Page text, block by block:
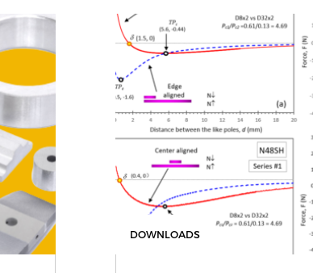
DOWNLOADS